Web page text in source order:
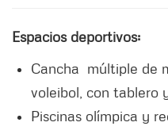
Espacios deportivos:
Cancha múltiple de
voleibol, con tablero
Piscinas olímpica y